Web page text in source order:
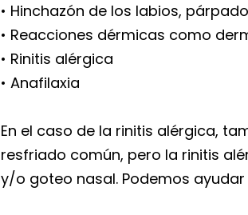
• Hinchazón de los labios,
• Reacciones dérmicas como
• Rinitis alérgica
• Anafilaxia
En el caso de la rinitis alérgica,
resfriado común, pero la rinitis
y/o goteo nasal. Podemos